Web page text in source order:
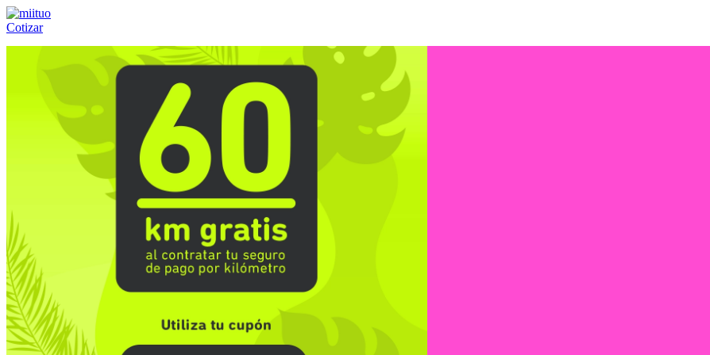
Cotizar
(55) 84-21-05-00ó800-953-00-59